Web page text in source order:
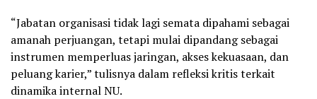
“Jabatan organisasi tidak lagi semata dipahami sebagai
amanah perjuangan, tetapi mulai dipandang sebagai
instrumen memperluas jaringan, akses kekuasaan, dan
peluang karier,” tulisnya dalam refleksi kritis terkait
dinamika internal NU.